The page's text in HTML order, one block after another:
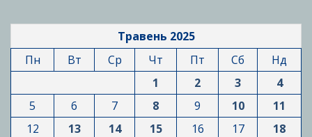
Травень 2025
Пн
Вт Ср Чт Пт Сб
Нд
1
2 3
4
5
6 7 8 9 10
11
12
13 14 15 16 17
18